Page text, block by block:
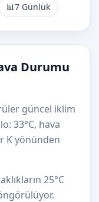
📊7 Günlük
Durumu
güncel iklim
33°C, hava
K yönünden
25°C